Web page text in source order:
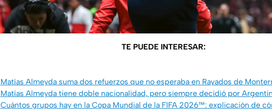
TE PUEDE INTERESAR:
Matías Almeyda suma dos refuerzos que no esperaba en Rayados de
Matías Almeyda tiene doble nacionalidad, pero siempre decidió por
Cuántos grupos hay en la Copa Mundial de la FIFA 2026™: explicación de